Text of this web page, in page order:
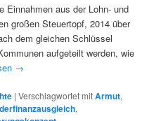
Einnahmen aus der Lohn- und
großen Steuertopf, 2014 über
dem gleichen Schlüssel
aufgeteilt werden, wie
→
|Verschlagwortet mitArmut,
,